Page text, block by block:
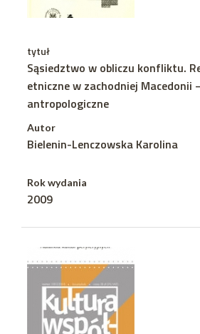
tytuł
Sąsiedztwo w obliczu konfliktu.
etniczne w zachodniej
antropologiczne
Autor
Bielenin-Lenczowska Karolina
Rok wydania
2009